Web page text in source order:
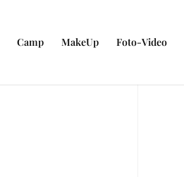
Camp MakeUp Foto-Video